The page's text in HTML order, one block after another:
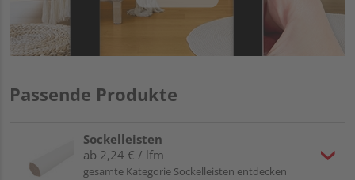
Passende Produkte
Sockelleisten
ab 2,24 € / lfm
gesamte Kategorie Sockelleisten entdecken